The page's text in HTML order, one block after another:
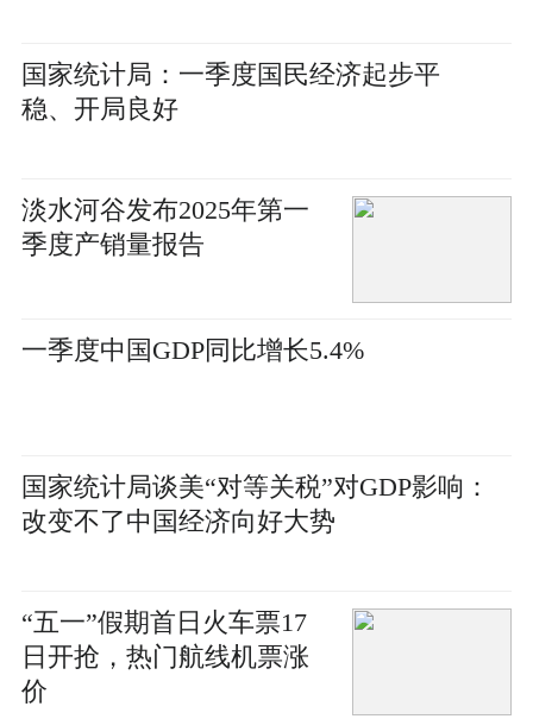
国家统计局：一季度国民经济起步平
稳、开局良好
淡水河谷发布2025年第一
季度产销量报告
一季度中国GDP同比增长5.4%
国家统计局谈美“对等关税”对GDP影响：
改变不了中国经济向好大势
“五一”假期首日火车票17
日开抢，热门航线机票涨
价